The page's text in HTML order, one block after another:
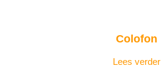
Colofon
Lees verder